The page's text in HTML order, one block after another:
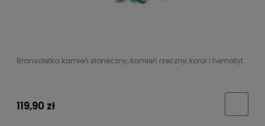
Bransoletka kamień słoneczny, kamień rzeczny, koral i hematyt
119,90 zł